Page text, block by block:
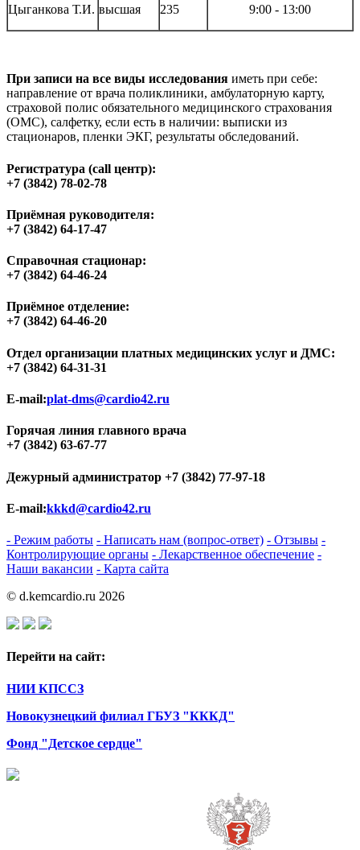
Цыганкова Т.И. высшая 235 9:00 - 13:00
При записи на все виды исследования иметь при себе:
направление от врача поликлиники, амбулаторную карту,
страховой полис обязательного медицинского страхования
(ОМС), салфетку, если есть в наличии: выписки из
стационаров, пленки ЭКГ, результаты обследований.
Регистратура (call центр):
+7 (3842) 78-02-78
Приёмная руководителя:
+7 (3842) 64-17-47
Справочная стационар:
+7 (3842) 64-46-24
Приёмное отделение:
+7 (3842) 64-46-20
Отдел организации платных медицинских услуг и ДМС:
+7 (3842) 64-31-31
E-mail:plat-dms@cardio42.ru
Горячая линия главного врача
+7 (3842) 63-67-77
Дежурный администратор +7 (3842) 77-97-18
E-mail:kkkd@cardio42.ru
- Режим работы - Написать нам (вопрос-ответ) - Отзывы -
Контролирующие органы - Лекарственное обеспечение -
Наши вакансии - Карта сайта
© d.kemcardio.ru 2026
Перейти на сайт:
НИИ КПССЗ
Новокузнецкий филиал ГБУЗ "КККД"
Фонд "Детское сердце"